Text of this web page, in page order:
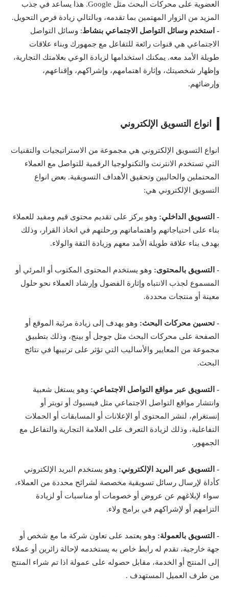
العضوية على محركات البحث مثل Google. هذا يساعد في جذب
المزيد من الزوار المهتمين بما تقدمه، وبالتالي زيادة فرص التحويل.
- استخدم وسائل التواصل الاجتماعي بنشاط: وسائل التواصل
الاجتماعي هي قنوات رائعة للتفاعل مع جمهورك وبناء علاقات
طويلة الأمد معه. يمكنك استخدامها لزيادة الوعي بعلامتك التجارية،
وإظهار شخصيتك، وإثارة اهتمامهم، وإشراكهم، وإقناعهم،
وإرضائهم.
انواع التسويق الإلكتروني
انواع التسويق الإلكتروني هي مجموعة من الاستراتيجيات والتقنيات
التي تستخدم الانترنت والتكنولوجيا الرقمية للتواصل مع العملاء
المحتملين والحاليين وتحقيق الأهداف التسويقية. بعض انواع
التسويق الإلكتروني هي:
- التسويق الداخلي: وهو يركز على تقديم محتوى قيم ومفيد للعملاء
بناء على احتياجاتهم واهتماماتهم ورحلتهم في اتخاذ القرار، وذلك
بهدف بناء علاقة طويلة الأمد معهم وزيادة الثقة والولاء.
- التسويق بالمحتوى: وهو يستخدم المحتوى المكتوب أو المرئي أو
المسموع لجذب الانتباه وإثارة الفضول وإرشاد العملاء نحو حلول
معينة أو منتجات محددة.
- تحسين محركات البحث: وهو يهدف إلى زيادة مرئية الموقع أو
الصفحة على محركات البحث مثل جوجل أو بينج، وذلك بتطبيق
مجموعة من المعايير والأساليب التي تؤثر على ترتيبها في نتائج
البحث.
- التسويق عبر مواقع التواصل الاجتماعي: وهو يستغل شعبية
وانتشار مواقع التواصل الاجتماعي مثل فيسبوك أو تويتر أو
إنستغرام، لنشر المحتوى أو الإعلانات أو المسابقات أو الحملات
التفاعلية، وذلك لزيادة التعرف على العلامة التجارية والتفاعل مع
الجمهور.
- التسويق عبر البريد الإلكتروني: وهو يستخدم البريد الإلكتروني
كأداة لإرسال رسائل تسويقية مخصصة لشرائح محددة من العملاء،
سواء لإبلاغهم عن عروض أو خصومات أو مناسبات أو لزيادة
التزامهم أو لإشراكهم في برامج ولاء.
- التسويق بالعمولة: وهو يعتمد على تعاون شركة ما مع شخص أو
جهة خارجية، تقدم له رابط خاص به يستخدمه لإحالة زائرين أو عملاء
إلى المنتج أو الخدمة، مقابل حصوله على عمولة اذا تم شراء المنتج
من طرف العميل المستهدف .